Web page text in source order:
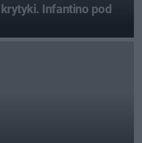
krytyki. Infantino pod